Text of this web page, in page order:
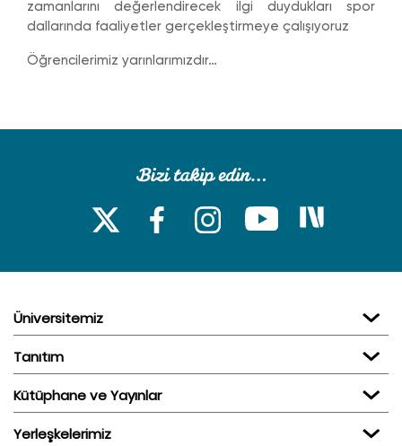
zamanlarını değerlendirecek ilgi duydukları spor
dallarında faaliyetler gerçekleştirmeye çalışıyoruz
Öğrencilerimiz yarınlarımızdır…
Üniversitemiz
Tanıtım
Kütüphane ve Yayınlar
Yerleşkelerimiz